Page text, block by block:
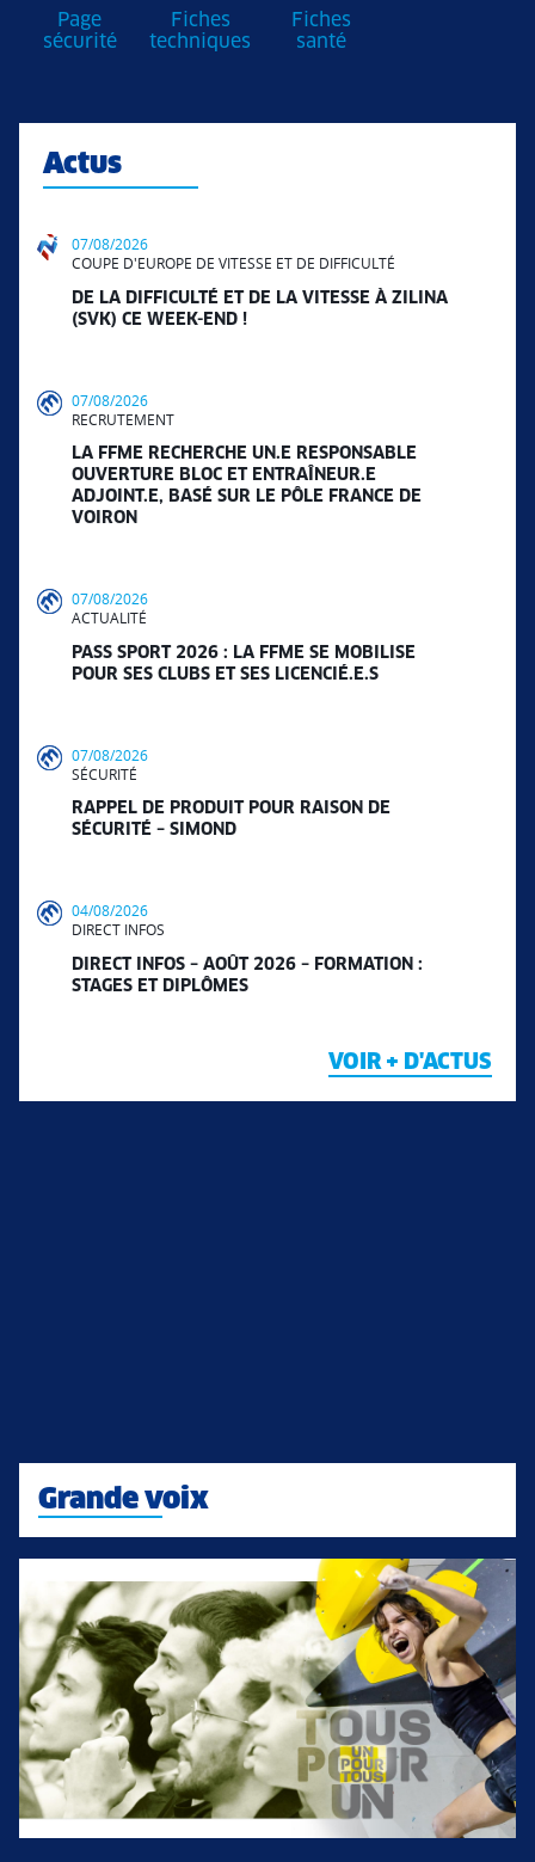
Page
sécurité
Fiches
techniques
Fiches
santé
Actus
07/08/2026
COUPE D'EUROPE DE VITESSE ET DE DIFFICULTÉ
DE LA DIFFICULTÉ ET DE LA VITESSE À ZILINA
(SVK) CE WEEK-END !
07/08/2026
RECRUTEMENT
LA FFME RECHERCHE UN.E RESPONSABLE
OUVERTURE BLOC ET ENTRAÎNEUR.E
ADJOINT.E, BASÉ SUR LE PÔLE FRANCE DE
VOIRON
07/08/2026
ACTUALITÉ
PASS SPORT 2026 : LA FFME SE MOBILISE
POUR SES CLUBS ET SES LICENCIÉ.E.S
07/08/2026
SÉCURITÉ
RAPPEL DE PRODUIT POUR RAISON DE
SÉCURITÉ – SIMOND
04/08/2026
DIRECT INFOS
DIRECT INFOS – AOÛT 2026 – FORMATION :
STAGES ET DIPLÔMES
VOIR + D'ACTUS
Grande voix